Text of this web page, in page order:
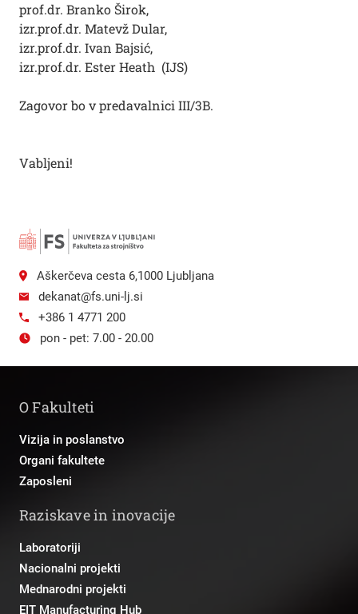
prof.dr. Branko Širok,
izr.prof.dr. Matevž Dular,
izr.prof.dr. Ivan Bajsić,
izr.prof.dr. Ester Heath (IJS)
Zagovor bo v predavalnici III/3B.
Vabljeni!
Aškerčeva cesta 6,1000 Ljubljana
dekanat@fs.uni-lj.si
+386 1 4771 200
pon - pet: 7.00 - 20.00
O Fakulteti
Vizija in poslanstvo
Organi fakultete
Zaposleni
Raziskave in inovacije
Laboratoriji
Nacionalni projekti
Mednarodni projekti
EIT Manufacturing Hub